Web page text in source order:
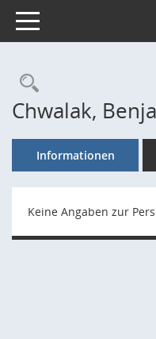
Toggle navigation
Chwalak,
Informationen
Keine Angaben zur